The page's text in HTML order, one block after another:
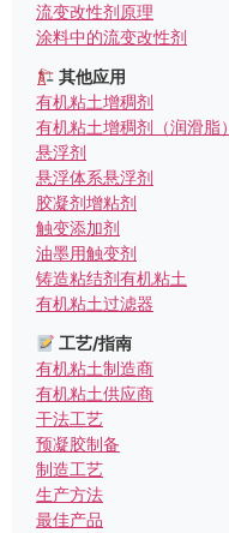
流变改性剂原理
涂料中的流变改性剂
其他应用
有机粘土增稠剂
有机粘土增稠剂（润滑脂）
悬浮剂
悬浮体系悬浮剂
胶凝剂增粘剂
触变添加剂
油墨用触变剂
铸造粘结剂有机粘土
有机粘土过滤器
工艺/指南
有机粘土制造商
有机粘土供应商
干法工艺
预凝胶制备
制造工艺
生产方法
最佳产品